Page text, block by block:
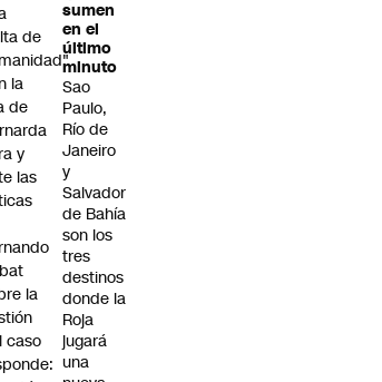
sumen
en el
último
minuto
Sao
Paulo,
Río de
Janeiro
y
Salvador
de Bahía
son los
tres
destinos
donde la
Roja
jugará
una
de
la
de
y
las
la
caso